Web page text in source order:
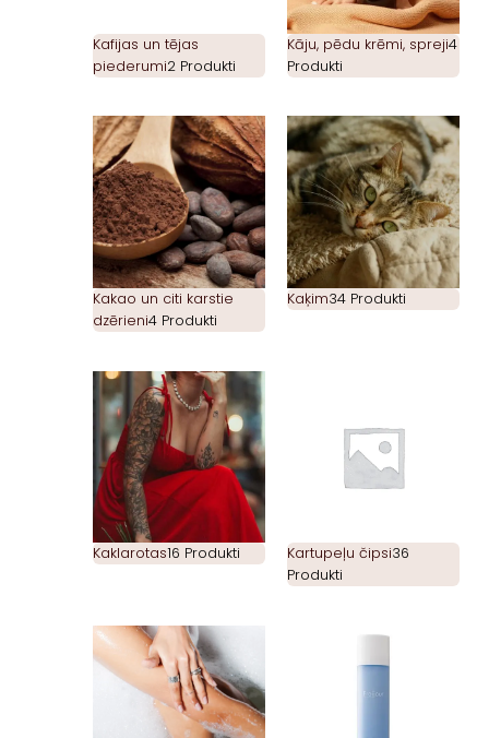
Kafijas un tējas
piederumi2 Produkti
Kāju, pēdu krēmi, spreji4
Produkti
Kakao un citi karstie
dzērieni4 Produkti
Kaķim34 Produkti
Kaklarotas16 Produkti Kartupeļu čipsi36
Produkti